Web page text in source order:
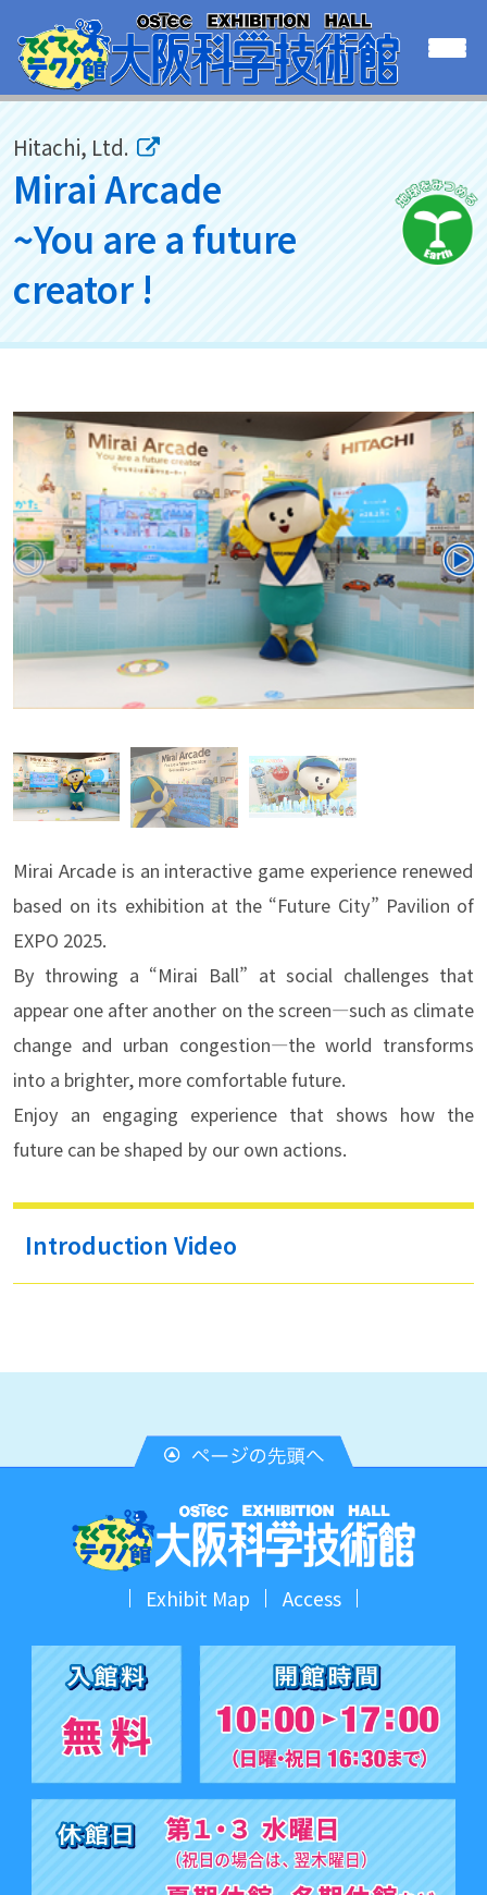
Hitachi, Ltd.
Mirai Arcade
~You are a future
creator !
Mirai Arcade is an interactive game experience renewed
based on its exhibition at the “Future City” Pavilion of
EXPO 2025.
By throwing a “Mirai Ball” at social challenges that
appear one after another on the screen—such as climate
change and urban congestion—the world transforms
into a brighter, more comfortable future.
Enjoy an engaging experience that shows how the
future can be shaped by our own actions.
Introduction Video
Exhibit Map Access